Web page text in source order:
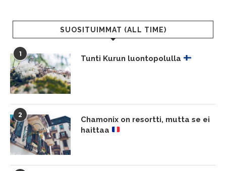
SUOSITUIMMAT (ALL TIME)
1
Tunti Kurun luontopolulla
2
Chamonix on resortti, mutta se ei
haittaa